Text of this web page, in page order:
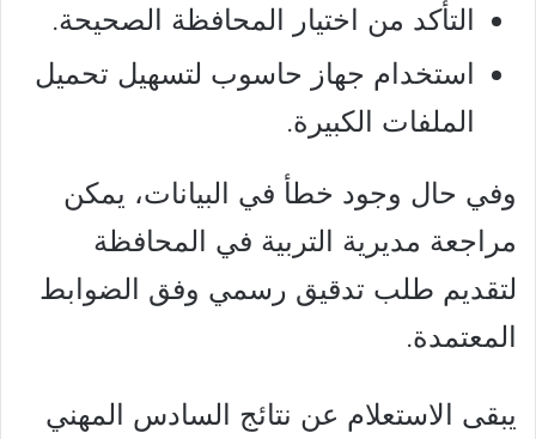
التأكد من اختيار المحافظة الصحيحة.
استخدام جهاز حاسوب لتسهيل تحميل
الملفات الكبيرة.
وفي حال وجود خطأ في البيانات، يمكن
مراجعة مديرية التربية في المحافظة
لتقديم طلب تدقيق رسمي وفق الضوابط
المعتمدة.
يبقى الاستعلام عن نتائج السادس المهني